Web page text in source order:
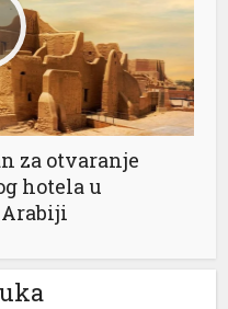
za otvaranje
hotela u